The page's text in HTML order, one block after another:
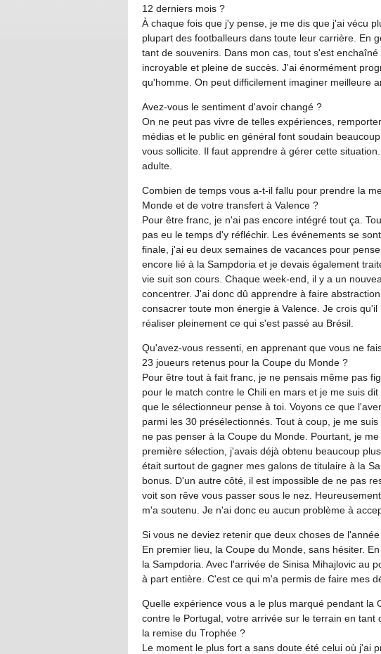
12 derniers mois ?
À chaque fois que j'y pense, je me dis que j'ai vécu
plupart des footballeurs dans toute leur carrière. En
tant de souvenirs. Dans mon cas, tout s'est
incroyable et pleine de succès. J'ai énormément
qu'homme. On peut difficilement imaginer meilleure
Avez-vous le sentiment d'avoir changé ?
On ne peut pas vivre de telles expériences,
médias et le public en général font soudain
vous sollicite. Il faut apprendre à gérer cette
adulte.
Combien de temps vous a-t-il fallu pour prendre la
Monde et de votre transfert à Valence ?
Pour être franc, je n'ai pas encore intégré tout ça.
pas eu le temps d'y réfléchir. Les événements se
finale, j'ai eu deux semaines de vacances pour
encore lié à la Sampdoria et je devais également
vie suit son cours. Chaque week-end, il y a un
concentrer. J'ai donc dû apprendre à faire
consacrer toute mon énergie à Valence. Je crois
réaliser pleinement ce qui s'est passé au Brésil.
Qu'avez-vous ressenti, en apprenant que vous ne
23 joueurs retenus pour la Coupe du Monde ?
Pour être tout à fait franc, je ne pensais même pas
pour le match contre le Chili en mars et je me suis
que le sélectionneur pense à toi. Voyons ce que
parmi les 30 présélectionnés. Tout à coup, je me
ne pas penser à la Coupe du Monde. Pourtant, je
première sélection, j'avais déjà obtenu beaucoup
était surtout de gagner mes galons de titulaire à la
bonus. D'un autre côté, il est impossible de ne pas
voit son rêve vous passer sous le nez.
m'a soutenu. Je n'ai donc eu aucun problème à
Si vous ne deviez retenir que deux choses de
En premier lieu, la Coupe du Monde, sans hésiter.
la Sampdoria. Avec l'arrivée de Sinisa Mihajlovic au
à part entière. C'est ce qui m'a permis de faire mes
Quelle expérience vous a le plus marqué pendant la
contre le Portugal, votre arrivée sur le terrain en
la remise du Trophée ?
Le moment le plus fort a sans doute été celui où j'ai